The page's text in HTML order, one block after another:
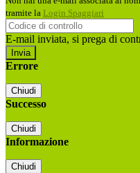
tramite la Login Spaggiari
E-mail inviata, si prega di
Errore
Chiudi
Successo
Chiudi
Informazione
Chiudi